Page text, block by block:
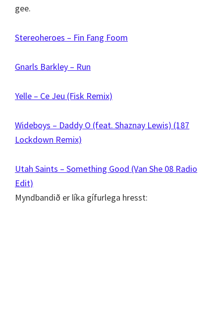
gee.
Stereoheroes – Fin Fang Foom
Gnarls Barkley – Run
Yelle – Ce Jeu (Fisk Remix)
Wideboys – Daddy O (feat. Shaznay Lewis) (187
Lockdown Remix)
Utah Saints – Something Good (Van She 08 Radio
Edit)
Myndbandið er líka gífurlega hresst: